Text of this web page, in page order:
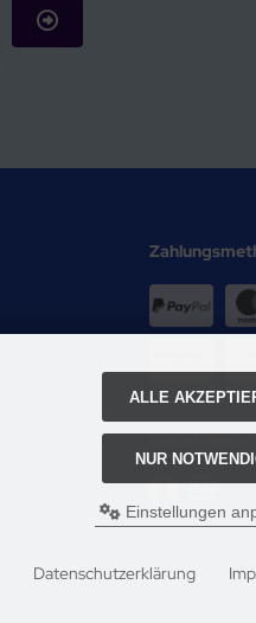
Social Media
ALLE
NUR
Einstellungen
Datenschutzerklärung